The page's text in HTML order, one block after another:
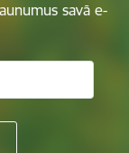
savā e-